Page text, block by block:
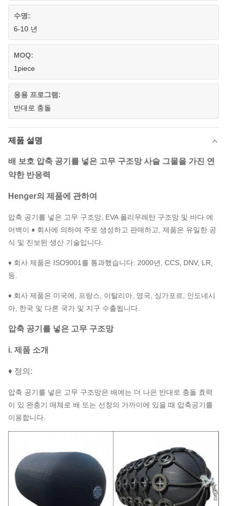
수명:
6-10 년
MOQ:
1piece
응용 프로그램:
반대로 충돌
제품 설명
배 보호 압축 공기를 넣은 고무 구조망 사슬 그물을 가진 연
약한 반응력
Henger의 제품에 관하여
압축 공기를 넣은 고무 구조망, EVA 폴리우레탄 구조망 및 바다 에
어백이 ♦ 회사에 의하여 주로 생성하고 판매하고, 제품은 유일한 공
식 및 진보된 생산 기술입니다.
♦ 회사 제품은 ISO9001를 통과했습니다: 2000년, CCS, DNV, LR,
등.
♦ 회사 제품은 미국에, 프랑스, 이탈리아, 영국, 싱가포르, 인도네시
아, 한국 및 다른 국가 및 지구 수출됩니다.
압축 공기를 넣은 고무 구조망
i. 제품 소개
♦ 정의:
압축 공기를 넣은 고무 구조망은 배에는 더 나은 반대로 충돌 효력
이 있 완충기 매체로 배 또는 선창의 가까이에 있을 때 압축공기를
이용합니다.